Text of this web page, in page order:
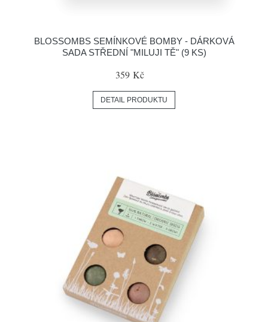
BLOSSOMBS SEMÍNKOVÉ BOMBY - DÁRKOVÁ
SADA STŘEDNÍ "MILUJI TĚ" (9 KS)
359 Kč
DETAIL PRODUKTU